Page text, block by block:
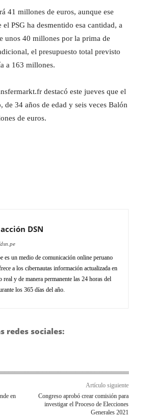
41 millones de euros, aunque ese
PSG ha desmentido esa cantidad, a
unos 40 millones por la prima de
el presupuesto total previsto
a 163 millones.
destacó este jueves que el
de 34 años de edad y seis veces Balón
de euros.
DSN
es un medio de comunicación online peruano
a los cibernautas información actualizada en
real y de manera permanente las 24 horas del
los 365 días del año.
redes sociales:
en
Artículo siguiente
Congreso aprobó crear comisión para
investigar el Proceso de Elecciones
Generales 2021